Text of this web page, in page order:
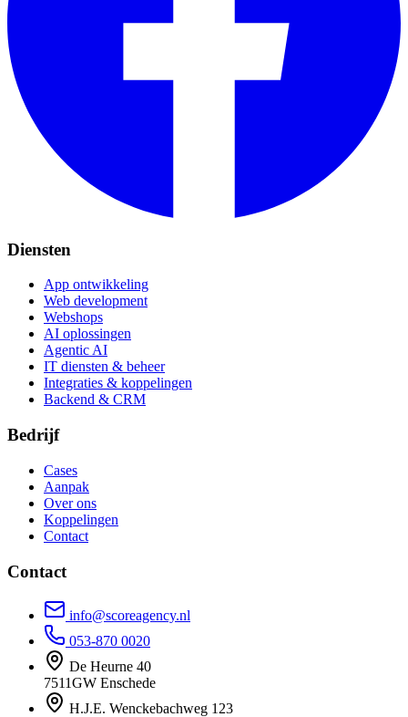
Diensten
App ontwikkeling
Web development
Webshops
AI oplossingen
Agentic AI
IT diensten & beheer
Integraties & koppelingen
Backend & CRM
Bedrijf
Cases
Aanpak
Over ons
Koppelingen
Contact
Contact
info@scoreagency.nl
053-870 0020
De Heurne 40
7511GW Enschede
H.J.E. Wenckebachweg 123